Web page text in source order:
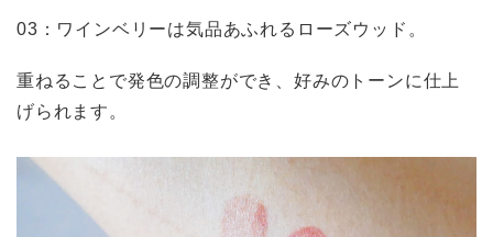
03：ワインベリーは気品あふれるローズウッド。
重ねることで発色の調整ができ、好みのトーンに仕上
げられます。